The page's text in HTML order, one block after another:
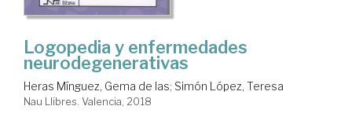
Logopedia y enfermedades
neurodegenerativas
Heras Mínguez, Gema de las; Simón López, Teresa
Nau Llibres. Valencia, 2018